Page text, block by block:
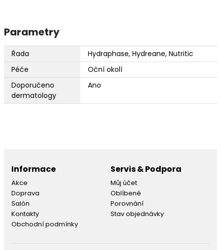
Parametry
Řada
Hydraphase, Hydreane, Nutritic
Péče
Oční okolí
Doporučeno
dermatology
Ano
Informace
Akce
Doprava
Salón
Kontakty
Obchodní podmínky
Servis & Podpora
Můj účet
Oblíbené
Porovnání
Stav objednávky